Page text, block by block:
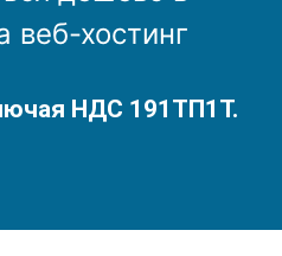
веб-хостинг
НДС 191ТП1Т.